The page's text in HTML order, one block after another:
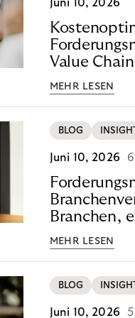
Juni 10, 2026
Value
MEHR LESEN
BLOG
Juni 10, 2026
Branchen,
MEHR LESEN
BLOG
Juni 10, 2026